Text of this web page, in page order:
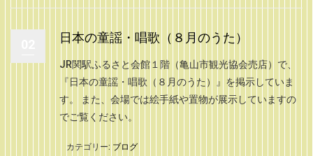
日本の童謡・唱歌（８月のうた）
JR関駅ふるさと会館１階（亀山市観光協会売店）で、
『日本の童謡・唱歌（８月のうた）』を掲示していま
す。 また、会場では絵手紙や置物が展示していますの
でご覧ください。
カテゴリー: ブログ